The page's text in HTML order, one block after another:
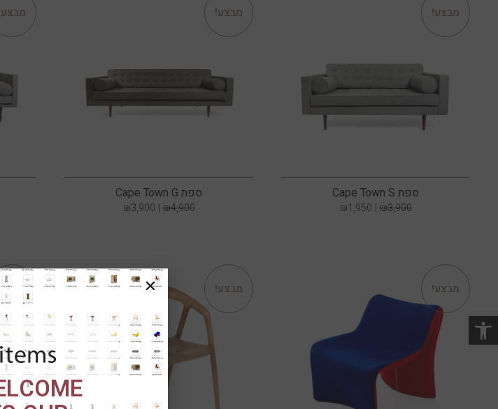
מבצע!
ספת Cape Town S
₪3,900
₪1,950
מבצע!
ספת Cape Town G
₪4,900
₪3,900
מבצע! מבצע! מבצע!